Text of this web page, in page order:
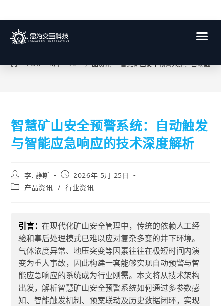
博客
> 2026 > 5月 > 25 > 产品资讯 > 智慧矿山安全预警系统：自动触发
智慧矿山安全预警系统：自动触发
与智能应急响应的技术深度解析
李, 静斯
2026年 5月 25日
产品资讯 / 行业资讯
引言：在现代化矿山安全管理中，传统的依赖人工经
验和事后处理模式已难以应对复杂多变的井下环境。
气体浓度异常、地压突变等因素往往在极短时间内演
变为重大事故，因此构建一套能够实现自动预警与智
能应急响应的系统成为行业刚需。本文将从技术架构
出发，解析智慧矿山安全预警系统如何通过多参数感
知、智能触发机制、预案联动及历史数据闭环，实现